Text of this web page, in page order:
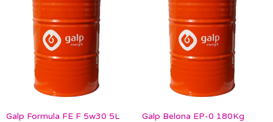
Galp Formula FE F 5w30 5L Galp Belona EP-0 180Kg